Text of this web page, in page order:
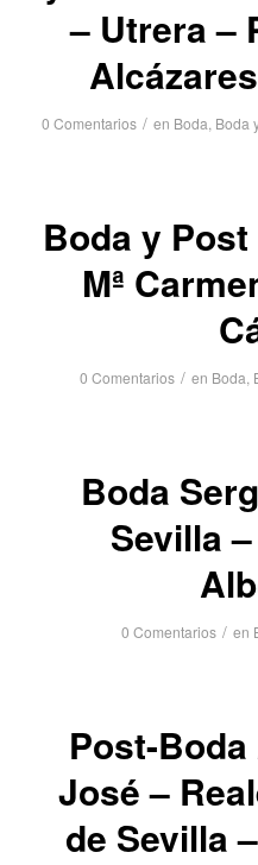
– Utrera –
0 Comentarios / en Boda, Boda
Boda y
Mª
0 Comentarios / en Boda,
Boda
Sevilla
0 Comentarios / en
Post-Boda
José –
de Sevilla